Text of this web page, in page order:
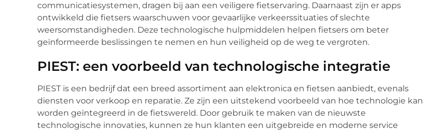
communicatiesystemen, dragen bij aan een veiligere fietservaring. Daarnaast zijn er apps
ontwikkeld die fietsers waarschuwen voor gevaarlijke verkeerssituaties of slechte
weersomstandigheden. Deze technologische hulpmiddelen helpen fietsers om beter
geïnformeerde beslissingen te nemen en hun veiligheid op de weg te vergroten.
PIEST: een voorbeeld van technologische integratie
PIEST is een bedrijf dat een breed assortiment aan elektronica en fietsen aanbiedt, evenals
diensten voor verkoop en reparatie. Ze zijn een uitstekend voorbeeld van hoe technologie kan
worden geïntegreerd in de fietswereld. Door gebruik te maken van de nieuwste
technologische innovaties, kunnen ze hun klanten een uitgebreide en moderne service